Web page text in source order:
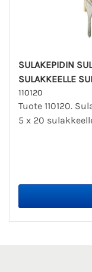
SULAKEPIDIN
SULAKKEELLE
110120
Tuote 110120.
5 x 20